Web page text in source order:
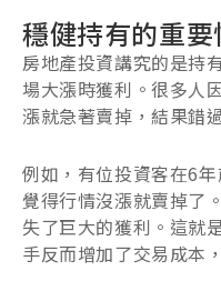
穩健持有的重要
房地產投資講究的是持
場大漲時獲利。很多人
漲就急著賣掉，結果錯
例如，有位投資客在6
覺得行情沒漲就賣掉了
失了巨大的獲利。這就
手反而增加了交易成本